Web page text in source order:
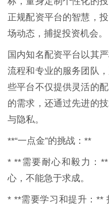
正规配资平台的智慧，
场动态，捕捉投资机会。
国内知名配资平台以其
流程和专业的服务团队
些平台不仅提供灵活的
的需求，还通过先进的
与隐私。
**“一点金”的挑战：**
* **需要耐心和毅力：
心，不能急于求成。
* **需要学习和提升：**